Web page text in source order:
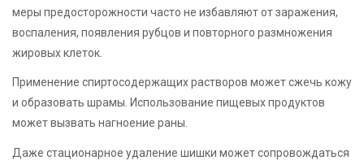
меры предосторожности часто не избавляют от заражения,
воспаления, появления рубцов и повторного размножения
жировых клеток.
Применение спиртосодержащих растворов может сжечь кожу
и образовать шрамы. Использование пищевых продуктов
может вызвать нагноение раны.
Даже стационарное удаление шишки может сопровождаться